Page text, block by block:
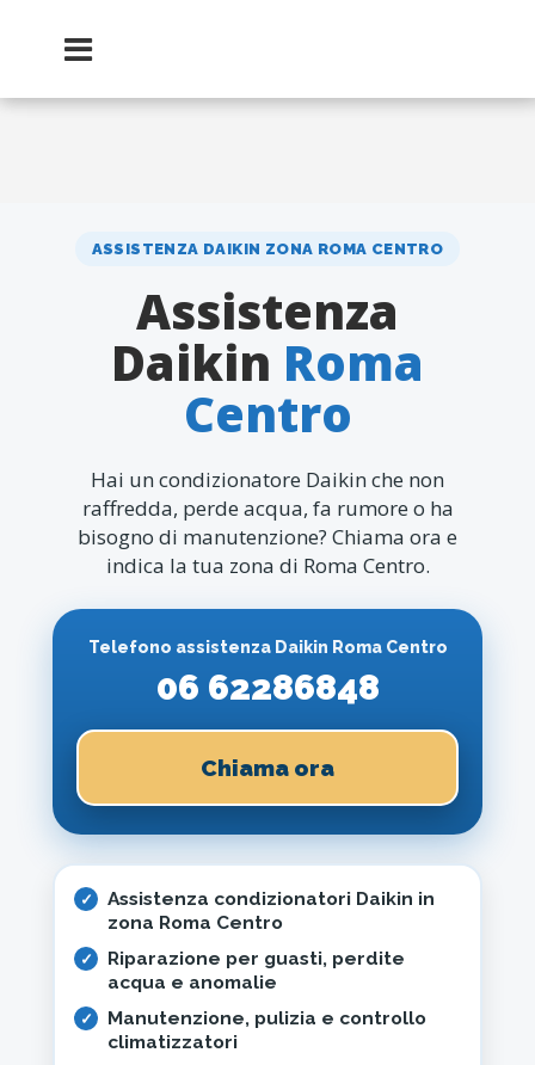
ASSISTENZA DAIKIN ZONA ROMA CENTRO
Assistenza
Daikin Roma
Centro
Hai un condizionatore Daikin che non
raffredda, perde acqua, fa rumore o ha
bisogno di manutenzione? Chiama ora e
indica la tua zona di Roma Centro.
Telefono assistenza Daikin Roma Centro
06 62286848
Chiama ora
Assistenza condizionatori Daikin in
zona Roma Centro
Riparazione per guasti, perdite
acqua e anomalie
Manutenzione, pulizia e controllo
climatizzatori